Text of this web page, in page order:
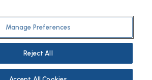
Bial. All Rights Reserved
Manage Preferences
Reject All